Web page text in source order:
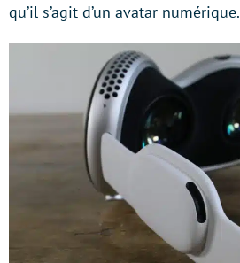
qu’il s’agit d’un avatar numérique.